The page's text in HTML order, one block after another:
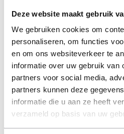
Deze website maakt gebruik
We gebruiken cookies om
personaliseren, om functies
en om ons websiteverkeer te
informatie over uw gebruik van
partners voor social media,
partners kunnen deze
informatie die u aan ze heeft
verzameld op basis van uw
Please read the product
us if you have any questions.
Description
Show